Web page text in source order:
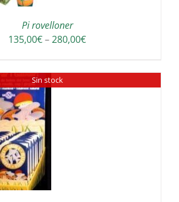
Pi rovelloner
135,00€–280,00€Interval
Sin stock